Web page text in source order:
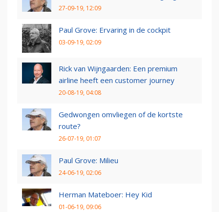
27-09-19, 12:09
Paul Grove: Ervaring in de cockpit
03-09-19, 02:09
Rick van Wijngaarden: Een premium
airline heeft een customer journey
20-08-19, 04:08
Gedwongen omvliegen of de kortste
route?
26-07-19, 01:07
Paul Grove: Milieu
24-06-19, 02:06
Herman Mateboer: Hey Kid
01-06-19, 09:06